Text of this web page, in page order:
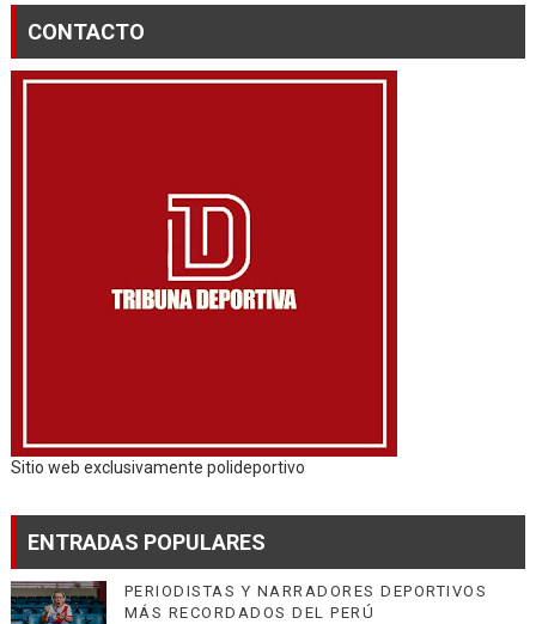
CONTACTO
Sitio web exclusivamente polideportivo
ENTRADAS POPULARES
PERIODISTAS Y NARRADORES DEPORTIVOS
MÁS RECORDADOS DEL PERÚ